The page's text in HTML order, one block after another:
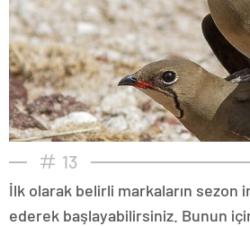
13
İlk olarak belirli markaların sezon
ederek başlayabilirsiniz. Bunun